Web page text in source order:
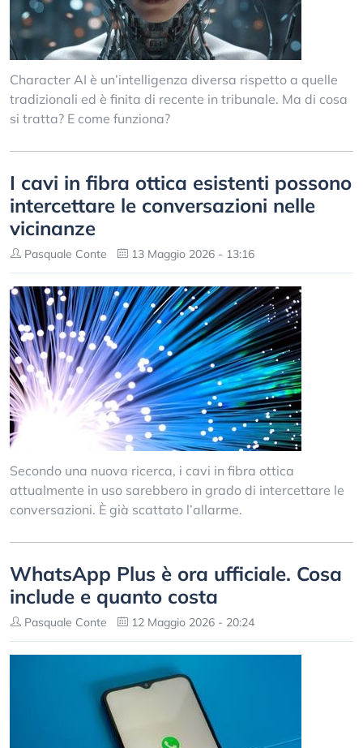
Character AI è un’intelligenza diversa rispetto a quelle
tradizionali ed è finita di recente in tribunale. Ma di cosa
si tratta? E come funziona?
I cavi in ​​fibra ottica esistenti possono
intercettare le conversazioni nelle
vicinanze
Pasquale Conte 13 Maggio 2026 - 13:16
Secondo una nuova ricerca, i cavi in fibra ottica
attualmente in uso sarebbero in grado di intercettare le
conversazioni. È già scattato l’allarme.
WhatsApp Plus è ora ufficiale. Cosa
include e quanto costa
Pasquale Conte 12 Maggio 2026 - 20:24